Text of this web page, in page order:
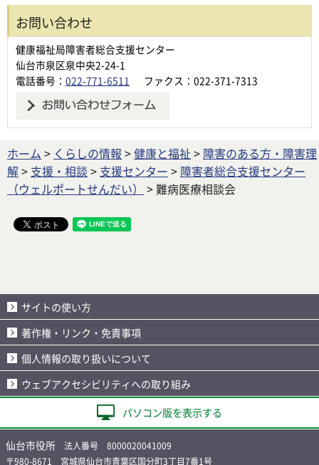
お問い合わせ
健康福祉局障害者総合支援センター
仙台市泉区泉中央2-24-1
電話番号： 022-771-6511 ファクス：022-371-7313
ホーム > くらしの情報 >健康と福祉 > 障害のある方・障害理
解> 支援・相談 > 支援センター > 障害者総合支援センター
（ウェルポートせんだい）
> 難病医療相談会
サイトの使い方
著作権・リンク・免責事項
個人情報の取り扱いについて
ウェブアクセシビリティへの取り組み
パソコン版を表示する
仙台市役所 法人番号 8000020041009
〒980-8671 宮城県仙台市青葉区国分町3丁目7番1号